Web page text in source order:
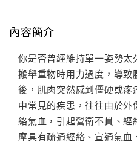
內容簡介
你是否曾經維持單一姿勢
搬舉重物時用力過度，導致
後，肌肉突然感到僵硬或
中常見的疾患，往往由於
絡氣血，引起營衛不貫、
摩具有疏通經絡、宣通氣